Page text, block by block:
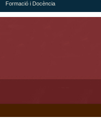
Formació i Docència